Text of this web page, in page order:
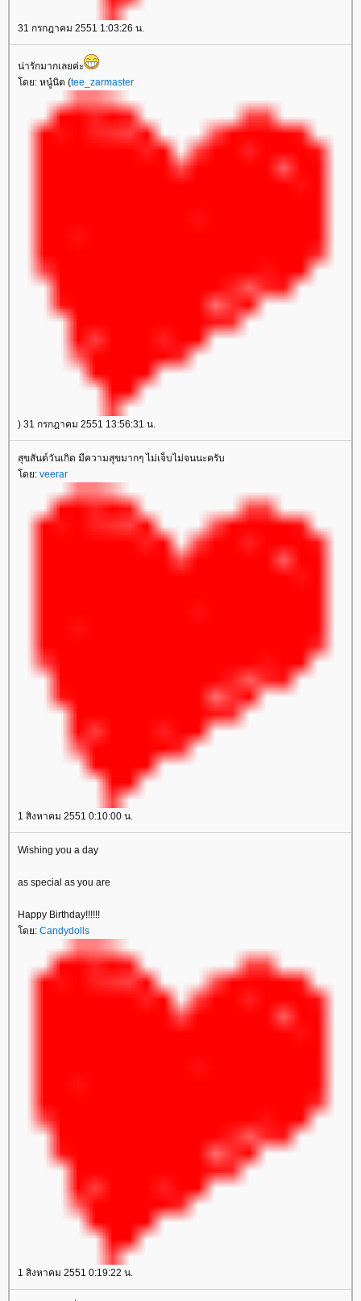
31 กรกฎาคม 2551 1:03:26 น.
น่ารักมากเลยค่ะ
ดย: หนู๋นิต (tee_zarmaster
) 31 กรกฎาคม 2551 13:56:31 น.
สุขสันต์วันเกิด มีความสุขมากๆ ไม่เจ็บไม่จนนะครับ
ดย: veerar
1 สิงหาคม 2551 0:10:00 น.
Wishing you a day
as special as you are
Happy Birthday!!!!!!
ดย: Candydolls
1 สิงหาคม 2551 0:19:22 น.